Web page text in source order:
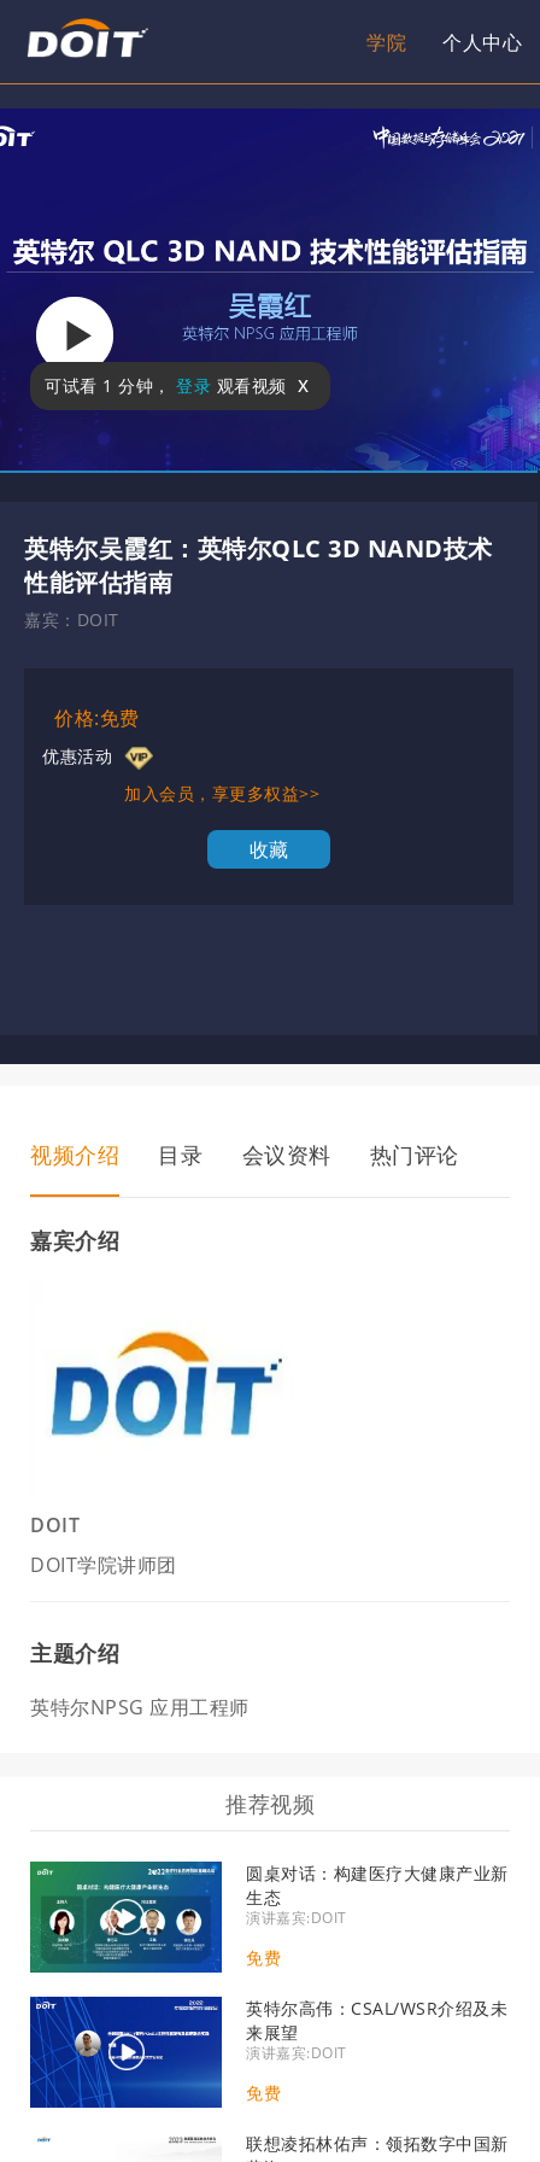
学院 个人中心
可试看 1 分钟 ， 登录 观看视频 x
英特尔吴霞红：英特尔QLC 3D NAND技术
性能评估指南
嘉宾： DOIT
价格:免费
优惠活动
加入会员，享更多权益>>
收藏
视频介绍 目录 会议资料 热门评论
嘉宾介绍
DOIT
DOIT学院讲师团
主题介绍
英特尔NPSG 应用工程师
推荐视频
圆桌对话：构建医疗大健康产业新
生态
演讲嘉宾:DOIT
免费
英特尔高伟：CSAL/WSR介绍及未
来展望
演讲嘉宾:DOIT
免费
联想凌拓林佑声：领拓数字中国新